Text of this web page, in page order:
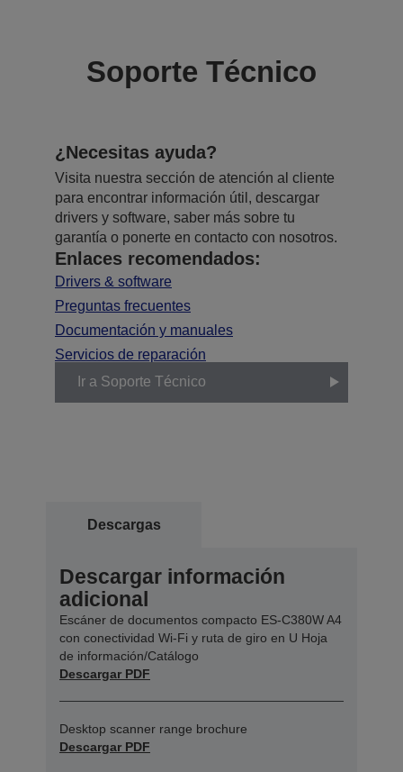
Soporte Técnico
¿Necesitas ayuda?
Visita nuestra sección de atención al cliente
para encontrar información útil, descargar
drivers y software, saber más sobre tu
garantía o ponerte en contacto con nosotros.
Enlaces recomendados:
Drivers & software
Preguntas frecuentes
Documentación y manuales
Servicios de reparación
Ir a Soporte Técnico
Descargas
Descargar información
adicional
Escáner de documentos compacto ES-C380W A4
con conectividad Wi-Fi y ruta de giro en U Hoja
de información/Catálogo
Descargar PDF
Desktop scanner range brochure
Descargar PDF